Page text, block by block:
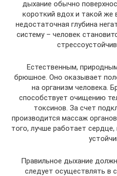
дыхание обычно
короткий вдох и такой
недостаточная глубина
систему – человек
Естественным,
брюшное. Оно оказывает
на организм человека.
способствует очищению
токсинов. За счет
производится массаж
того, лучше работает
Правильное дыхание
следует осуществлять в